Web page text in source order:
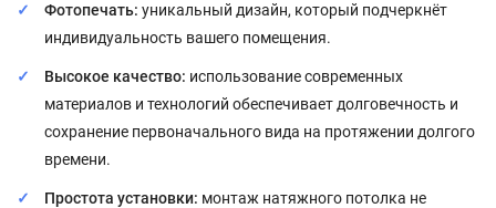
Фотопечать: уникальный дизайн, который подчеркнёт
индивидуальность вашего помещения.
Высокое качество: использование современных
материалов и технологий обеспечивает долговечность и
сохранение первоначального вида на протяжении долгого
времени.
Простота установки: монтаж натяжного потолка не